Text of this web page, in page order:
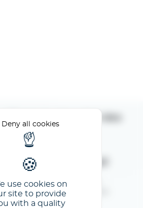
votre email
pour la première fois,
"Je ne connais pas mon mot
renseigné votre e-mail.
use cookies on
site to provide
with a quality
Deny all cookies